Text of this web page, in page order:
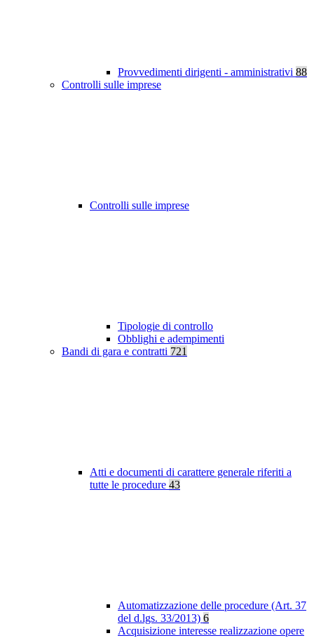
Provvedimenti dirigenti - amministrativi 88
Controlli sulle imprese
Controlli sulle imprese
Tipologie di controllo
Obblighi e adempimenti
Bandi di gara e contratti 721
Atti e documenti di carattere generale riferiti a
tutte le procedure 43
Automatizzazione delle procedure (Art. 37
del d.lgs. 33/2013) 6
Acquisizione interesse realizzazione opere